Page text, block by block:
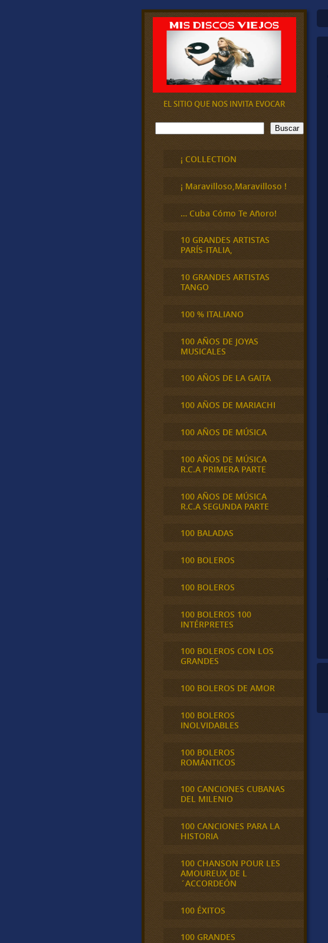
EL SITIO QUE NOS INVITA EVOCAR
B
u
Buscar
¡ COLLECTION
¡ Maravilloso,Maravilloso !
… Cuba Cómo Te Añoro!
10 GRANDES ARTISTAS
PARÍS-ITALIA,
10 GRANDES ARTISTAS
TANGO
100 % ITALIANO
100 AÑOS DE JOYAS
MUSICALES
100 AÑOS DE LA GAITA
100 AÑOS DE MARIACHI
100 AÑOS DE MÚSICA
100 AÑOS DE MÚSICA
R.C.A PRIMERA PARTE
100 AÑOS DE MÚSICA
R.C.A SEGUNDA PARTE
100 BALADAS
100 BOLEROS
100 BOLEROS
100 BOLEROS 100
INTÉRPRETES
100 BOLEROS CON LOS
GRANDES
100 BOLEROS DE AMOR
100 BOLEROS
INOLVIDABLES
100 BOLEROS
ROMÁNTICOS
100 CANCIONES CUBANAS
DEL MILENIO
100 CANCIONES PARA LA
HISTORIA
100 CHANSON POUR LES
AMOUREUX DE L
´ACCORDEÓN
100 ÉXITOS
100 GRANDES